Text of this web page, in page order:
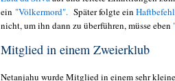
ein "Völkermord". Später folgte ein
nicht, um ihn dann zu überführen, müsse eben
Mitglied in einem Zweierklub
Netanjahu wurde Mitglied in einem sehr